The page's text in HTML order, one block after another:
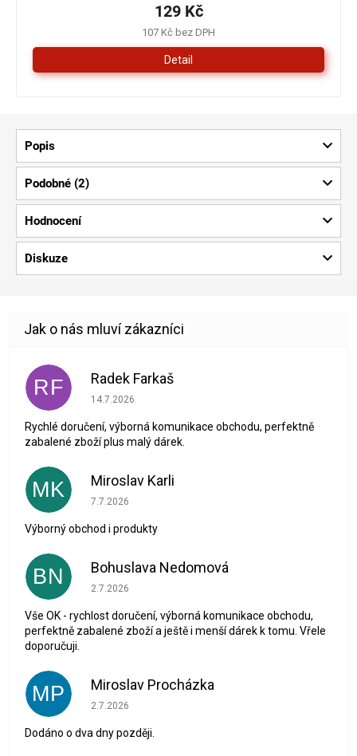
107 Kč bez DPH
129 Kč
Detail
Popis
Podobné (2)
Hodnocení
Diskuze
RF Radek Farkaš
Hodnocení obchodu je 5 z 5 hvězdiček.
14.7.2026
Rychlé doručení, výborná komunikace obchodu, perfektně
zabalené zboží plus malý dárek.
MK Miroslav Karli
Hodnocení obchodu je 5 z 5 hvězdiček.
7.7.2026
Výborný obchod i produkty
BN Bohuslava Nedomová
Hodnocení obchodu je 5 z 5 hvězdiček.
2.7.2026
Vše OK - rychlost doručení, výborná komunikace obchodu,
perfektně zabalené zboží a ještě i menší dárek k tomu. Vřele
doporučuji.
MP Miroslav Procházka
Hodnocení obchodu je 1 z 5 hvězdiček.
2.7.2026
Dodáno o dva dny později.